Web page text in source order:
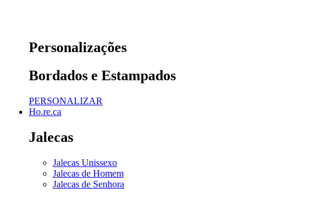
Personalizações
Bordados e Estampados
PERSONALIZAR
Ho.re.ca
Jalecas
Jalecas Unissexo
Jalecas de Homem
Jalecas de Senhora